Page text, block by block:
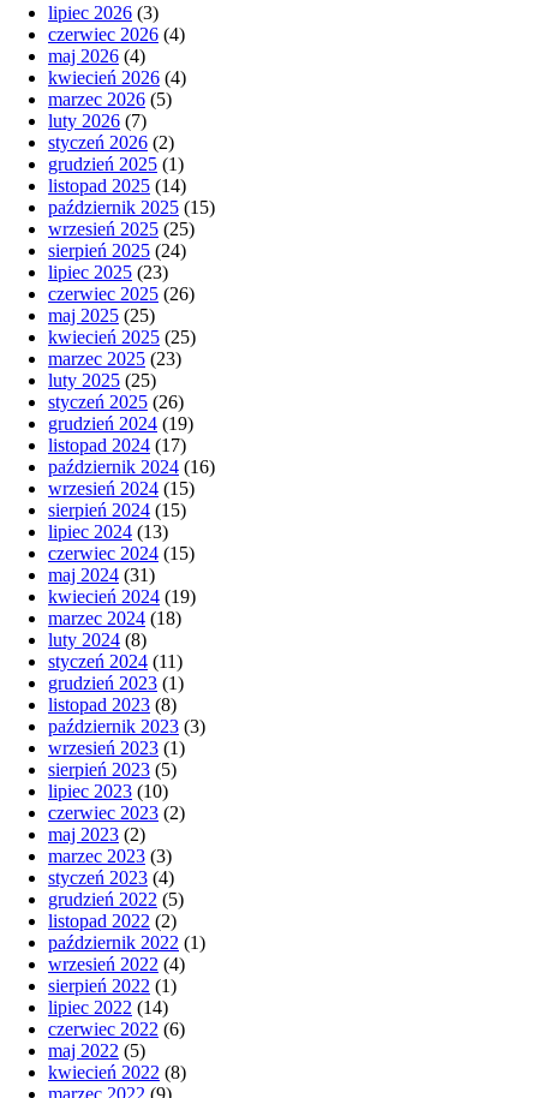
lipiec 2026 (3)
czerwiec 2026 (4)
maj 2026 (4)
kwiecień 2026 (4)
marzec 2026 (5)
luty 2026 (7)
styczeń 2026 (2)
grudzień 2025 (1)
listopad 2025 (14)
październik 2025 (15)
wrzesień 2025 (25)
sierpień 2025 (24)
lipiec 2025 (23)
czerwiec 2025 (26)
maj 2025 (25)
kwiecień 2025 (25)
marzec 2025 (23)
luty 2025 (25)
styczeń 2025 (26)
grudzień 2024 (19)
listopad 2024 (17)
październik 2024 (16)
wrzesień 2024 (15)
sierpień 2024 (15)
lipiec 2024 (13)
czerwiec 2024 (15)
maj 2024 (31)
kwiecień 2024 (19)
marzec 2024 (18)
luty 2024 (8)
styczeń 2024 (11)
grudzień 2023 (1)
listopad 2023 (8)
październik 2023 (3)
wrzesień 2023 (1)
sierpień 2023 (5)
lipiec 2023 (10)
czerwiec 2023 (2)
maj 2023 (2)
marzec 2023 (3)
styczeń 2023 (4)
grudzień 2022 (5)
listopad 2022 (2)
październik 2022 (1)
wrzesień 2022 (4)
sierpień 2022 (1)
lipiec 2022 (14)
czerwiec 2022 (6)
maj 2022 (5)
kwiecień 2022 (8)
marzec 2022 (9)